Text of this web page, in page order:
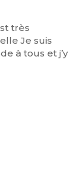
très
Je suis
à tous et j’y